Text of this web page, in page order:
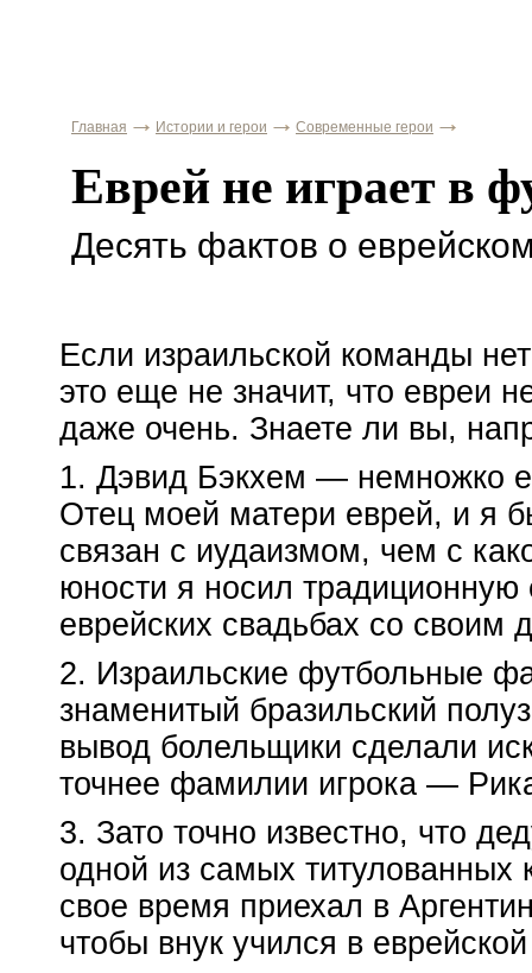
Главная Истории и герои Современные герои
Еврей не играет в
Десять фактов о
Если израильской команды
это еще не значит, что евреи
даже очень. Знаете ли вы,
1. Дэвид Бэкхем — немножко
Отец моей матери еврей, и я
связан с иудаизмом, чем с
юности я носил
еврейских свадьбах со своим
2. Израильские футбольные
знаменитый бразильский
вывод болельщики сделали
точнее фамилии игрока —
3. Зато точно известно, что
одной из самых титулованных
свое время приехал в
чтобы внук учился в